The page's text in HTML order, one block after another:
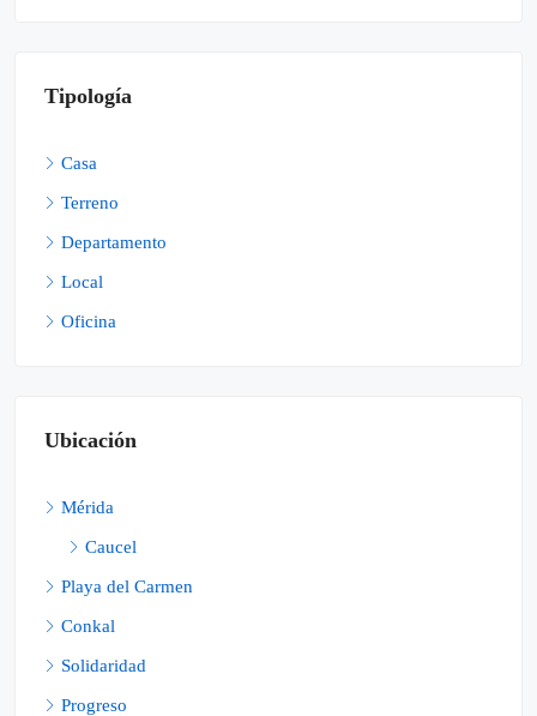
Tipología
Casa
Terreno
Departamento
Local
Oficina
Ubicación
Mérida
Caucel
Playa del Carmen
Conkal
Solidaridad
Progreso